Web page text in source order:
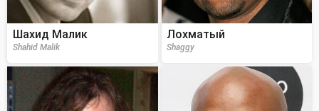
Шахид Малик
Shahid Malik
Лохматый
Shaggy